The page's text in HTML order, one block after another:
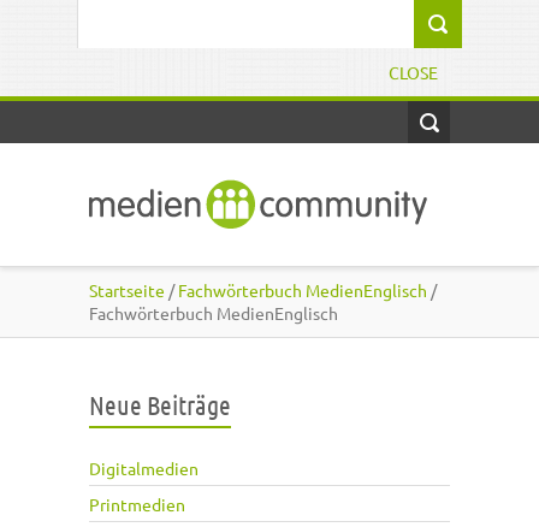
CLOSE
Startseite /Fachwörterbuch MedienEnglisch /
Fachwörterbuch MedienEnglisch
Neue Beiträge
Digitalmedien
Printmedien